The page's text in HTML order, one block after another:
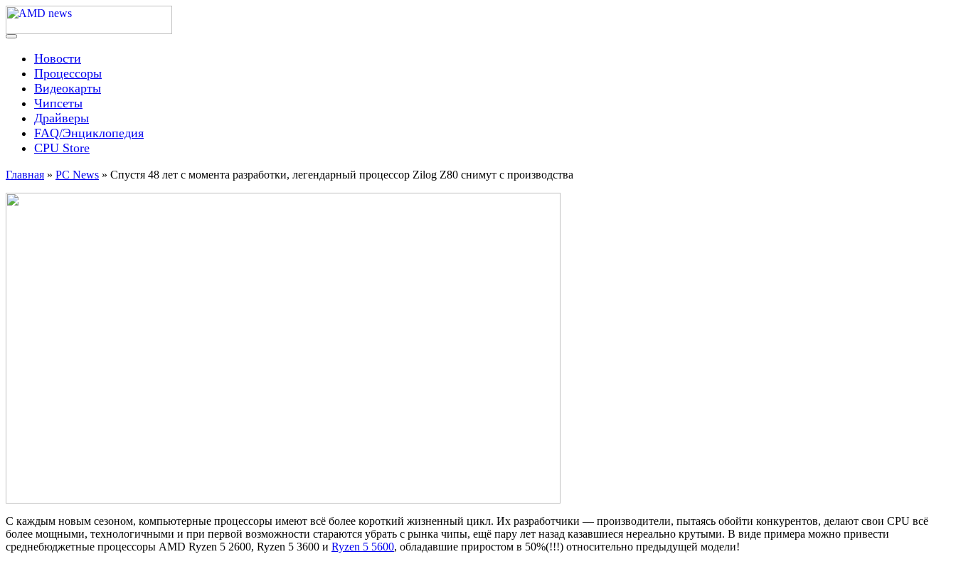
Skip
content
AMD news
Menu
Новости
Процессоры
Видеокарты
Чипсеты
Драйверы
FAQ/Энциклопедия
CPU Store
Главная » PC News » Спустя 48 лет с момента разработки, легендарный процессор Zilog Z80 снимут с производства
С каждым новым сезоном, компьютерные процессоры имеют всё более короткий жизненный цикл. Их разработчики — производители, пытаясь обойти конкурентов, делают свои CPU всё
более мощными, технологичными и при первой возможности стараются убрать с рынка чипы, ещё пару лет назад казавшиеся нереально крутыми. В виде примера можно привести
среднебюджетные процессоры AMD Ryzen 5 2600, Ryzen 5 3600 и Ryzen 5 5600, обладавшие приростом в 50%(!!!) относительно предыдущей модели!